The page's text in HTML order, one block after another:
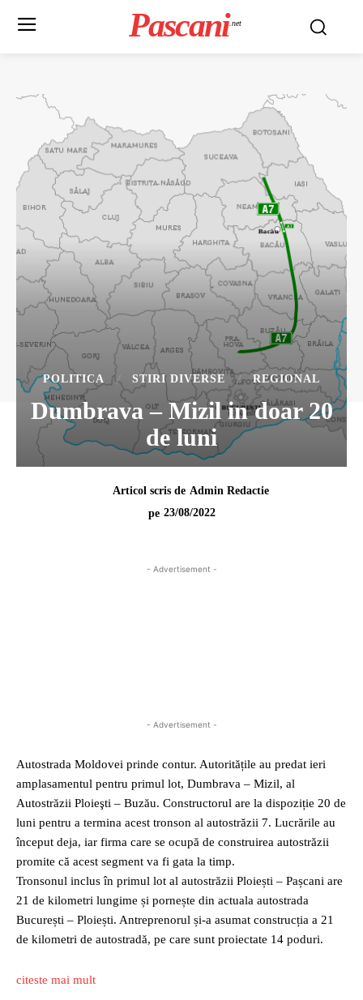
Pascani .net
POLITICA STIRI DIVERSE REGIONAL
Dumbrava – Mizil in doar 20
de luni
Articol scris de Admin Redactie
pe 23/08/2022
- Advertisement -
- Advertisement -
Autostrada Moldovei prinde contur. Autoritățile au predat ieri
amplasamentul pentru primul lot, Dumbrava – Mizil, al
Autostrăzii Ploieşti – Buzău. Constructorul are la dispoziție 20 de
luni pentru a termina acest tronson al autostrăzii 7. Lucrările au
început deja, iar firma care se ocupă de construirea autostrăzii
promite că acest segment va fi gata la timp.
Tronsonul inclus în primul lot al autostrăzii Ploiești – Pașcani are
21 de kilometri lungime și pornește din actuala autostrada
București – Ploiești. Antreprenorul și-a asumat construcția a 21
de kilometri de autostradă, pe care sunt proiectate 14 poduri.
citeste mai mult